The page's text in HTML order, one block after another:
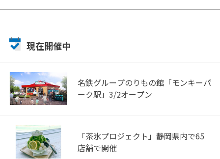
現在開催中
名鉄グループのりもの館「モンキーパ
ーク駅」3/2オープン
「茶氷プロジェクト」静岡県内で65
店舗で開催